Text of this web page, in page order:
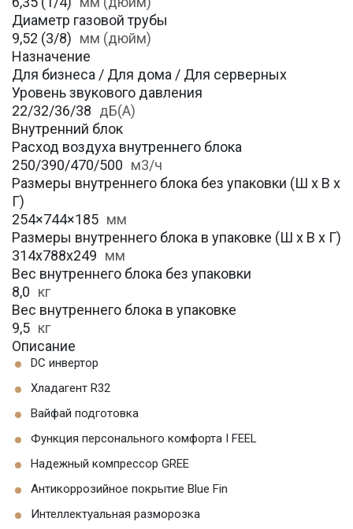
Диаметр газовой трубы
9,52 (3/8) мм (дюйм)
Назначение
Для бизнеса / Для дома / Для серверных
Уровень звукового давления
22/32/36/38 дБ(А)
Внутренний блок
Расход воздуха внутреннего блока
250/390/470/500 м3/ч
Размеры внутреннего блока без упаковки (Ш х В х
Г)
254×744×185 мм
Размеры внутреннего блока в упаковке (Ш х В х Г)
314х788х249 мм
Вес внутреннего блока без упаковки
8,0 кг
Вес внутреннего блока в упаковке
9,5 кг
Описание
DC инвертор
Хладагент R32
Вайфай подготовка
Функция персонального комфорта I FEEL
Надежный компрессор GREE
Антикоррозийное покрытие Blue Fin
Интеллектуальная разморозка